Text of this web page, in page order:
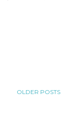
OLDER POSTS